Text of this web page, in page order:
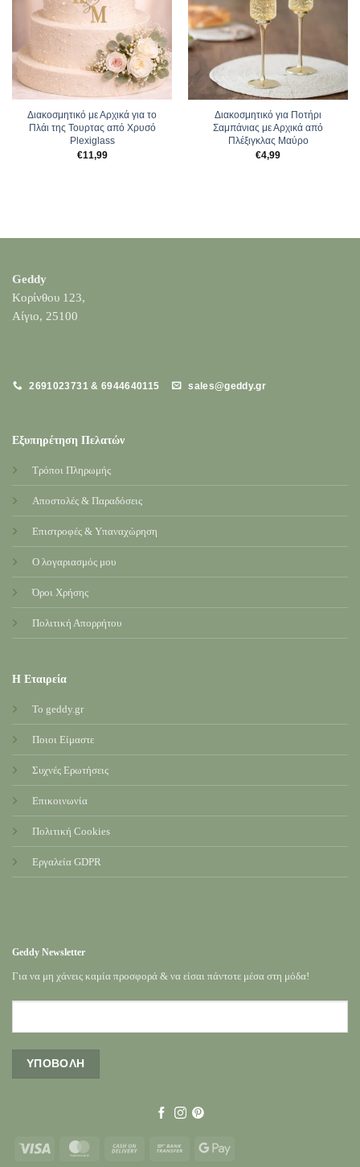
Διακοσμητικό με Αρχικά για το
Πλάι της Τουρτας από Χρυσό
Plexiglass
€11,99
Διακοσμητικό για Ποτήρι
Σαμπάνιας με Αρχικά από
Πλέξιγκλας Μαύρο
€4,99
Geddy
Κορίνθου 123,
Αίγιο, 25100
2691023731 & 6944640115 sales@geddy.gr
Εξυπηρέτηση Πελατών
Τρόποι Πληρωμής
Αποστολές & Παραδόσεις
Επιστροφές & Υπαναχώρηση
Ο λογαριασμός μου
Όροι Χρήσης
Πολιτική Απορρήτου
Η Εταιρεία
Το geddy.gr
Ποιοι Είμαστε
Συχνές Ερωτήσεις
Επικοινωνία
Πολιτική Cookies
Εργαλεία GDPR
Geddy Newsletter
Για να μη χάνεις καμία προσφορά & να είσαι πάντοτε μέσα στη μόδα!
Visa MasterCardCash
Bank
Google